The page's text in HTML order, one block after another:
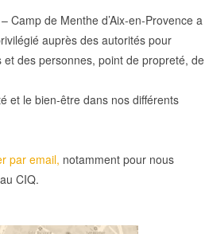
Camp de Menthe d’Aix-en-Provence a
auprès des autorités pour
des personnes, point de propreté, de
et le bien-être dans nos différents
par email, notamment pour nous
CIQ.